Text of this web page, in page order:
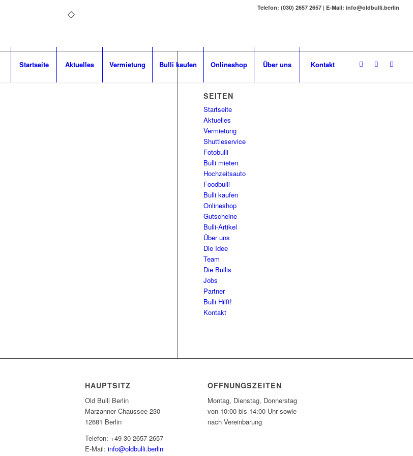
Telefon: (030) 2657 2657 | E-Mail: info@oldbulli.berlin
Startseite Aktuelles Vermietung Bulli kaufen Onlineshop Über uns Kontakt
SEITEN
Startseite
Aktuelles
Vermietung
Shuttleservice
Fotobulli
Bulli mieten
Hochzeitsauto
Foodbulli
Bulli kaufen
Onlineshop
Gutscheine
Bulli-Artikel
Über uns
Die Idee
Team
Die Bullis
Jobs
Partner
Bulli Hilft!
Kontakt
HAUPTSITZ
Old Bulli Berlin
Marzahner Chaussee 230
12681 Berlin
Telefon: +49 30 2657 2657
E-Mail:info@oldbulli.berlin
ÖFFNUNGSZEITEN
Montag, Dienstag, Donnerstag
von 10:00 bis 14:00 Uhr sowie
nach Vereinbarung